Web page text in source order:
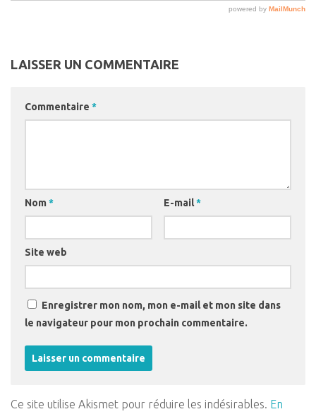
LAISSER UN COMMENTAIRE
Commentaire *
Nom * E-mail*
Site web
Enregistrer mon nom, mon e-mail et mon site dans
le navigateur pour mon prochain commentaire.
Ce site utilise Akismet pour réduire les indésirables. En